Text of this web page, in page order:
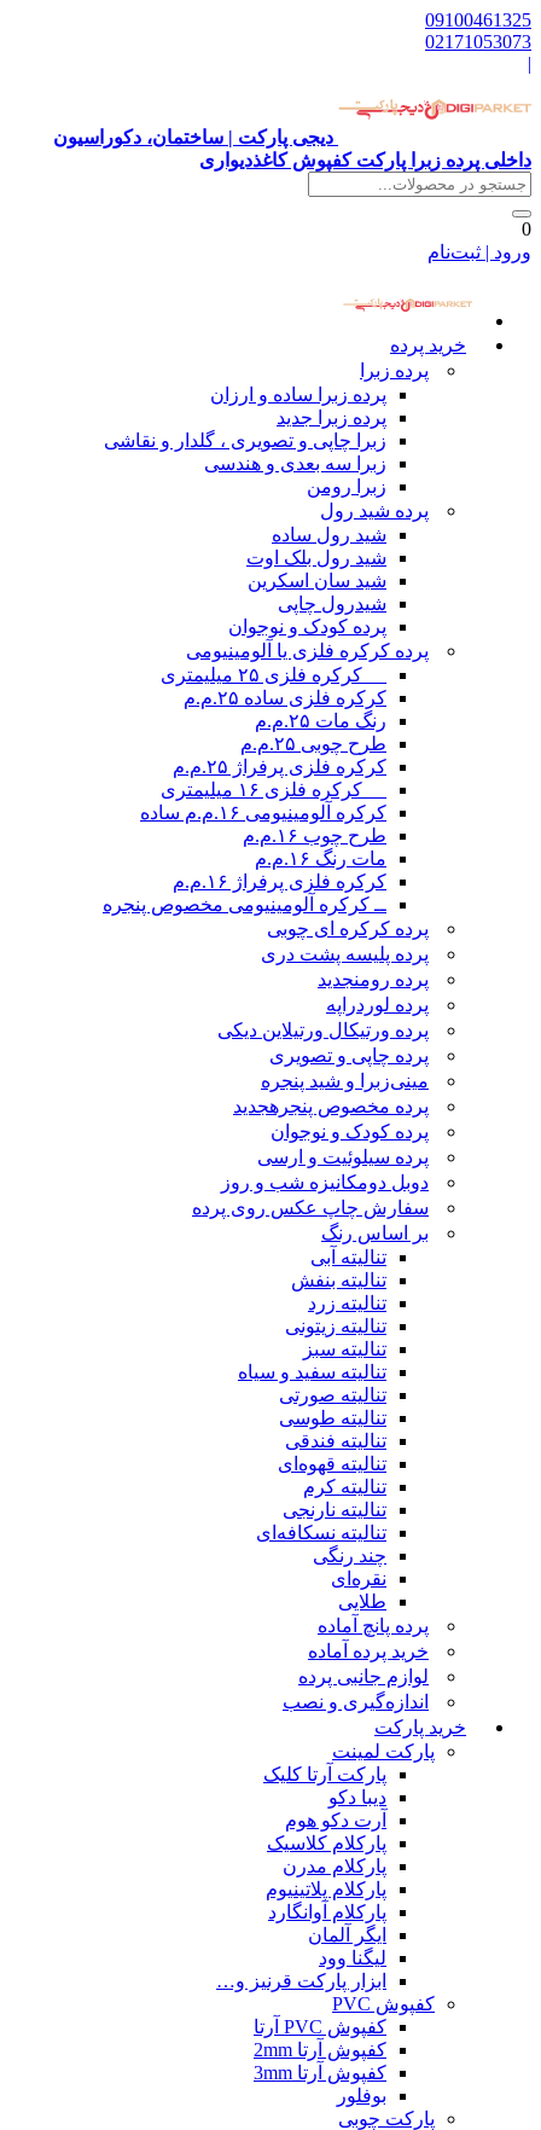
09100461325
02171053073
|
دیجی پارکت | ساختمان، دکوراسیون
داخلی پرده زبرا پارکت کفپوش کاغذدیواری
0
ورود | ثبت‌نام
خرید پرده
پرده زبرا
پرده زبرا ساده و ارزان
پرده زبرا جدید
زبرا چاپی و تصویری ، گلدار و نقاشی
زبرا سه بعدی و هندسی
زبرا رومن
پرده شید رول
شید رول ساده
شید رول بلک اوت
شید سان اسکرین
شیدرول چاپی
پرده کودک و نوجوان
پرده کرکره فلزی یا آلومینیومی
__ کرکره فلزی ۲۵ میلیمتری
کرکره فلزی ساده ۲۵.م.م
رنگ مات ۲۵.م.م
طرح چوبی ۲۵.م.م
کرکره فلزی پرفراژ ۲۵.م.م
__ کرکره فلزی ۱۶ میلیمتری
کرکره آلومینیومی ۱۶.م.م ساده
طرح چوب ۱۶.م.م
مات رنگ ۱۶.م.م
کرکره فلزی پرفراژ ۱۶.م.م
ــ کرکره آلومینیومی مخصوص پنجره
پرده کرکره ای چوبی
پرده پلیسه پشت دری
پرده رومنجدید
پرده لوردراپه
پرده ورتیکال ورتیلاین دیکی
پرده چاپی و تصویری
مینی‌زبرا و شید پنجره
پرده مخصوص پنجرهجدید
پرده کودک و نوجوان
پرده سیلوئیت و ارسی
دوبل دومکانیزه شب و روز
سفارش چاپ عکس روی پرده
بر اساس رنگ
تنالیته آبی
تنالیته بنفش
تنالیته زرد
تنالیته زیتونی
تنالیته سبز
تنالیته سفید و سیاه
تنالیته صورتی
تنالیته طوسی
تنالیته فندقی
تنالیته قهوه‌ای
تنالیته کرم
تنالیته نارنجی
تنالیته نسکافه‌ای
چند رنگی
نقره‌ای
طلایی
پرده پانچ آماده
خرید پرده آماده
لوازم جانبی پرده
اندازه‌گیری و نصب
خرید پارکت
پارکت لمینت
پارکت آرتا کلیک
دیبا دکو
آرت دکو هوم
پارکلام کلاسیک
پارکلام مدرن
پارکلام پلاتینیوم
پارکلام آوانگارد
ایگر آلمان
لیگنا وود
ابزار پارکت قرنیز و…
کفپوش PVC
کفپوش PVC آرتا
کفپوش آرتا 2mm
کفپوش آرتا 3mm
بوفلور
پارکت چوبی